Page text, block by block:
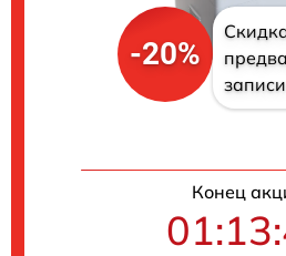
-20%
Конец